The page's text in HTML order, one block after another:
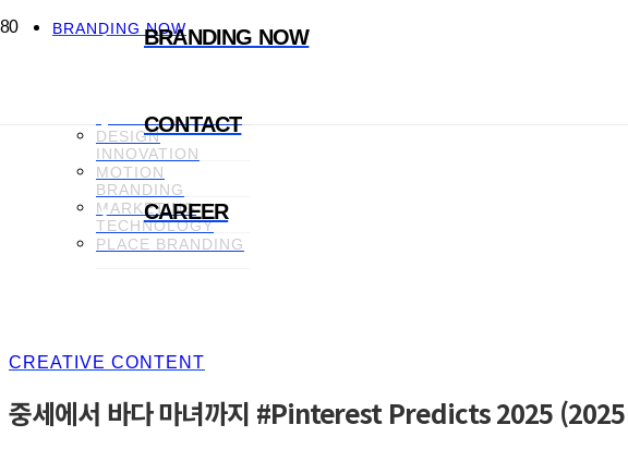
BRANDING NOW
CONTACT
CAREER
BRANDING NOW
COMMUNICATION
DESIGN
INNOVATION
MOTION
BRANDING
MARKETING
TECHNOLOGY
PLACE BRANDING
CREATIVE CONTENT
중세에서 바다 마녀까지 #Pinterest Predicts 2025 (2025